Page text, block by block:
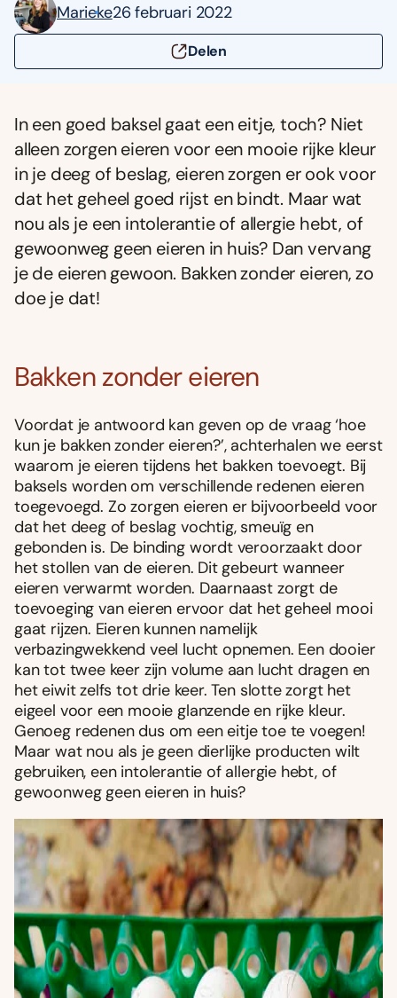
Marieke26 februari 2022
Delen
In een goed baksel gaat een eitje, toch? Niet
alleen zorgen eieren voor een mooie rijke kleur
in je deeg of beslag, eieren zorgen er ook voor
dat het geheel goed rijst en bindt. Maar wat
nou als je een intolerantie of allergie hebt, of
gewoonweg geen eieren in huis? Dan vervang
je de eieren gewoon. Bakken zonder eieren, zo
doe je dat!
Bakken zonder eieren
Voordat je antwoord kan geven op de vraag ‘hoe
kun je bakken zonder eieren?’, achterhalen we eerst
waarom je eieren tijdens het bakken toevoegt. Bij
baksels worden om verschillende redenen eieren
toegevoegd. Zo zorgen eieren er bijvoorbeeld voor
dat het deeg of beslag vochtig, smeuïg en
gebonden is. De binding wordt veroorzaakt door
het stollen van de eieren. Dit gebeurt wanneer
eieren verwarmt worden. Daarnaast zorgt de
toevoeging van eieren ervoor dat het geheel mooi
gaat rijzen. Eieren kunnen namelijk
verbazingwekkend veel lucht opnemen. Een dooier
kan tot twee keer zijn volume aan lucht dragen en
het eiwit zelfs tot drie keer. Ten slotte zorgt het
eigeel voor een mooie glanzende en rijke kleur.
Genoeg redenen dus om een eitje toe te voegen!
Maar wat nou als je geen dierlijke producten wilt
gebruiken, een intolerantie of allergie hebt, of
gewoonweg geen eieren in huis?